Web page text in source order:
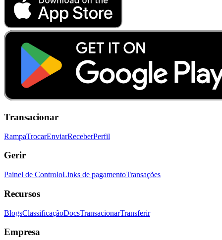
Transacionar
RampaTrocarEnviarReceberPerfil
Gerir
Painel de ControloLinks de pagamentoTransações
Recursos
BlogsClassificaçãoDocsTransacionarTransferir
Empresa